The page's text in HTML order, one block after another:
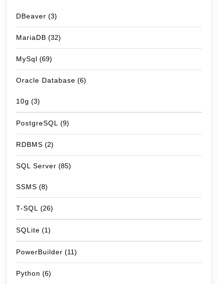
DBeaver (3)
MariaDB (32)
MySql (69)
Oracle Database (6)
10g (3)
PostgreSQL (9)
RDBMS (2)
SQL Server (85)
SSMS (8)
T-SQL (26)
SQLite (1)
PowerBuilder (11)
Python (6)